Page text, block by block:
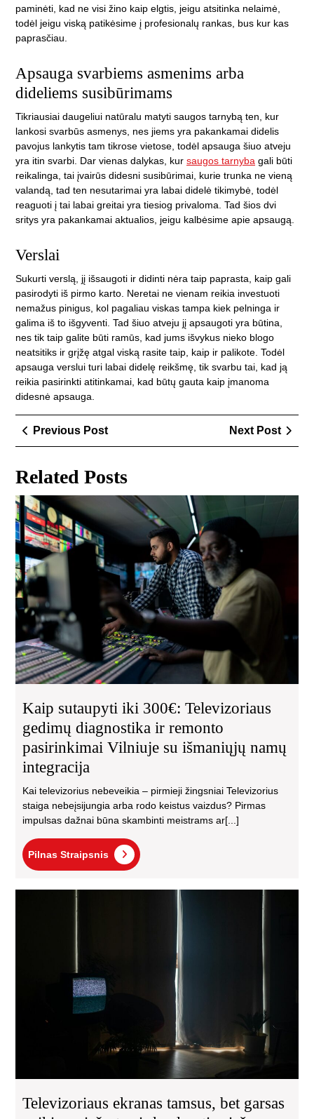
paminėti, kad ne visi žino kaip elgtis, jeigu atsitinka nelaimė,
todėl jeigu viską patikėsime į profesionalų rankas, bus kur kas
paprasčiau.
Apsauga svarbiems asmenims arba
dideliems susibūrimams
Tikriausiai daugeliui natūralu matyti saugos tarnybą ten, kur
lankosi svarbūs asmenys, nes jiems yra pakankamai didelis
pavojus lankytis tam tikrose vietose, todėl apsauga šiuo atveju
yra itin svarbi. Dar vienas dalykas, kur saugos tarnyba gali būti
reikalinga, tai įvairūs didesni susibūrimai, kurie trunka ne vieną
valandą, tad ten nesutarimai yra labai didelė tikimybė, todėl
reaguoti į tai labai greitai yra tiesiog privaloma. Tad šios dvi
sritys yra pakankamai aktualios, jeigu kalbėsime apie apsaugą.
Verslai
Sukurti verslą, jį išsaugoti ir didinti nėra taip paprasta, kaip gali
pasirodyti iš pirmo karto. Neretai ne vienam reikia investuoti
nemažus pinigus, kol pagaliau viskas tampa kiek pelninga ir
galima iš to išgyventi. Tad šiuo atveju jį apsaugoti yra būtina,
nes tik taip galite būti ramūs, kad jums išvykus nieko blogo
neatsitiks ir grįžę atgal viską rasite taip, kaip ir palikote. Todėl
apsauga verslui turi labai didelę reikšmę, tik svarbu tai, kad ją
reikia pasirinkti atitinkamai, kad būtų gauta kaip įmanoma
didesnė apsauga.
Navigacija
tarp
įrašų
Previous PostPrevious
Post
Next Post
Next
Post
Related Posts
iki
Kaip sutaupyti iki 300€: Televizoriaus
gedimų diagnostika ir remonto
pasirinkimai Vilniuje su išmaniųjų namų
integracija
Kai televizorius nebeveikia – pirmieji žingsniai Televizorius
staiga nebeįsijungia arba rodo keistus vaizdus? Pirmas
impulsas dažnai būna skambinti meistrams ar[...]
Pilnas Straipsnis
Pilnas
Straipsnis
Televizoriaus ekranas tamsus, bet garsas